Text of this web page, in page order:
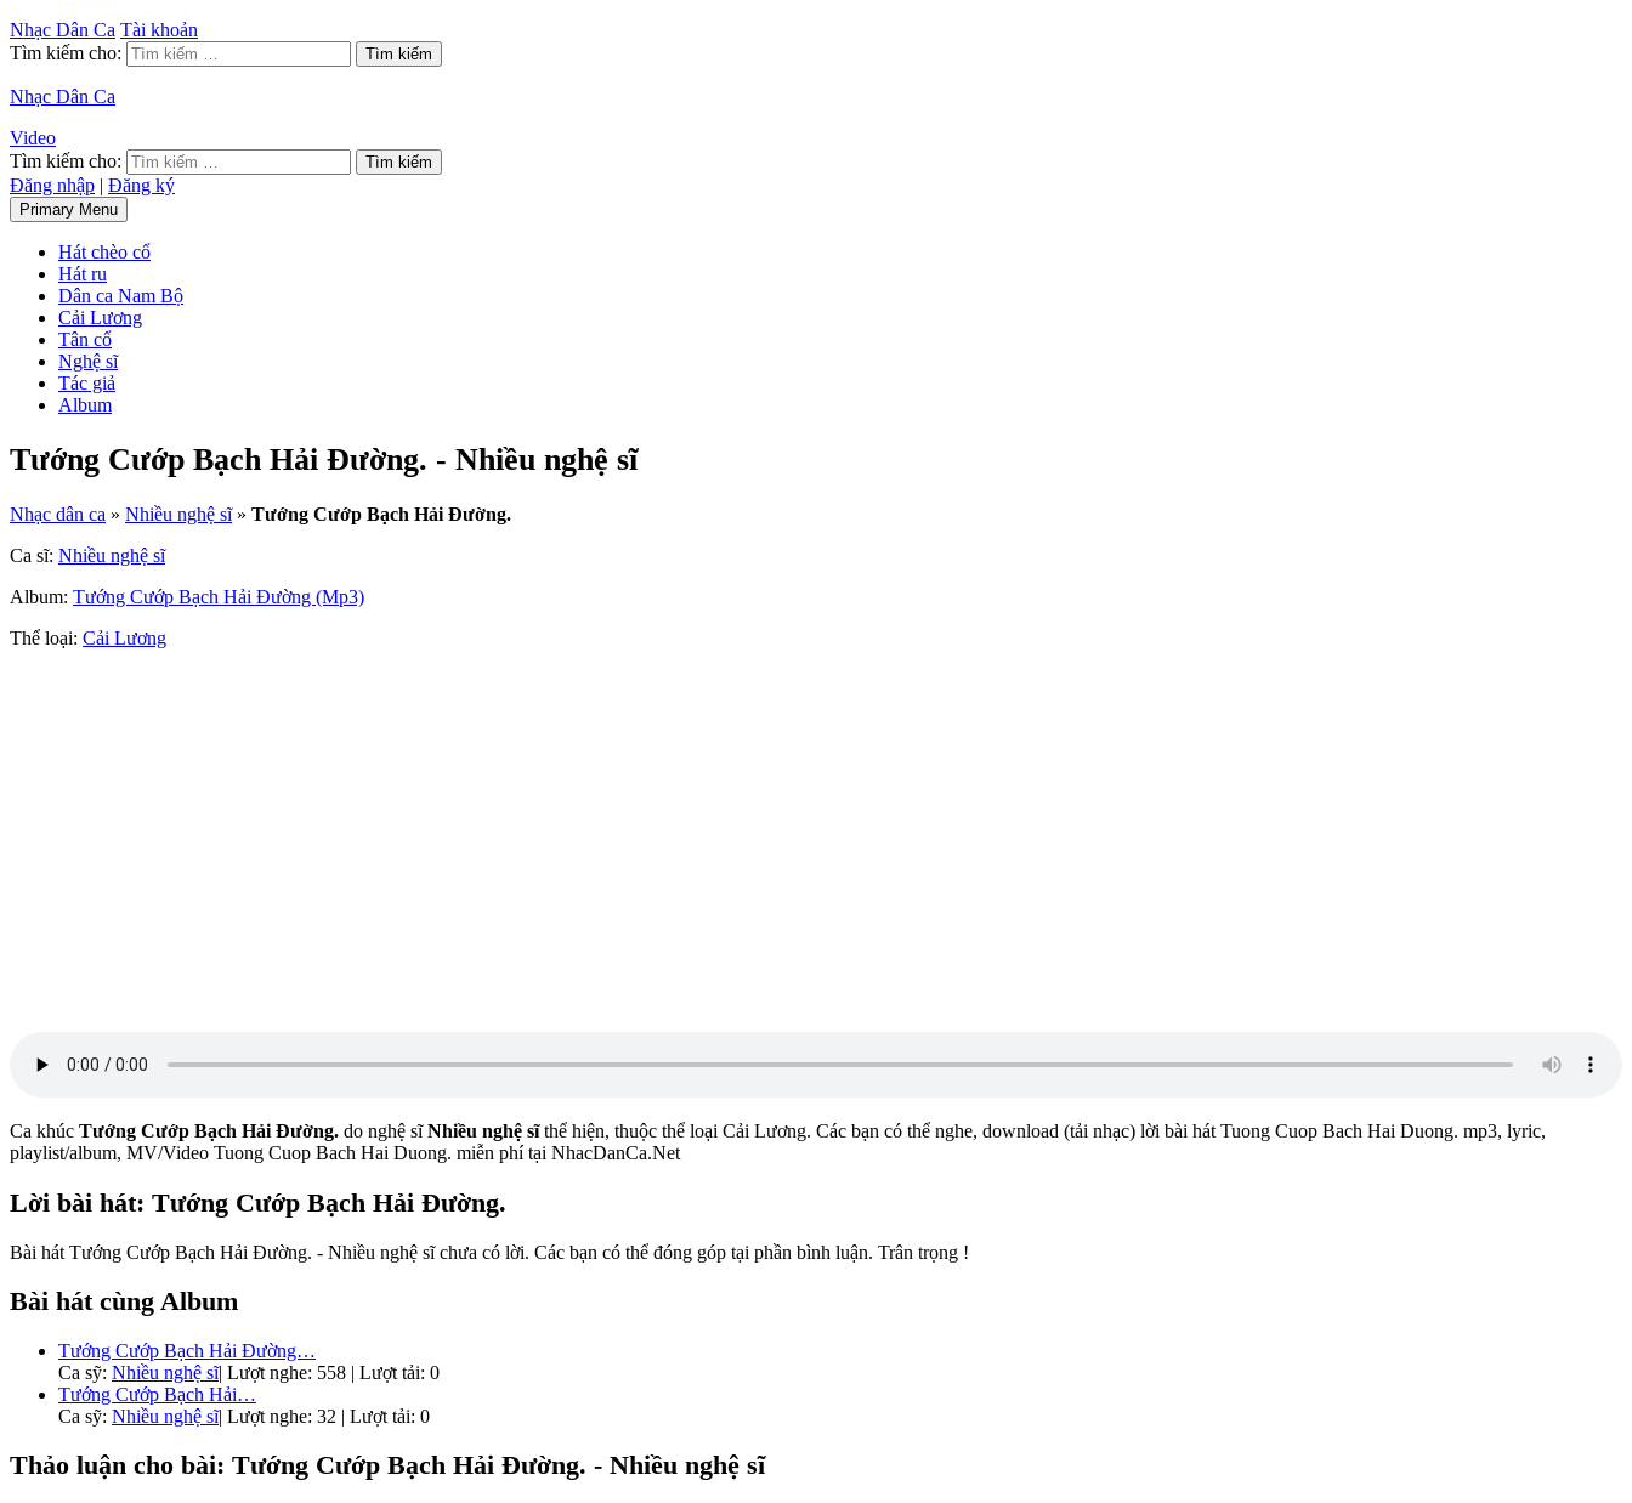
Nhạc Dân Ca Tài khoản
Tìm kiếm cho:
Nhạc Dân Ca
Video
Tìm kiếm cho:
Đăng nhập | Đăng ký
Primary Menu
Hát chèo cổ
Hát ru
Dân ca Nam Bộ
Cải Lương
Tân cổ
Nghệ sĩ
Tác giả
Album
Tướng Cướp Bạch Hải Đường. - Nhiều nghệ sĩ
Nhạc dân ca » Nhiều nghệ sĩ» Tướng Cướp Bạch Hải Đường.
Ca sĩ: Nhiều nghệ sĩ
Album: Tướng Cướp Bạch Hải Đường (Mp3)
Thể loại: Cải Lương
Ca khúc Tướng Cướp Bạch Hải Đường. do nghệ sĩNhiều nghệ sĩthể hiện, thuộc thể loại Cải Lương. Các bạn có thể nghe, download (tải nhạc) lời bài hát Tuong Cuop Bach Hai Duong. mp3, lyric,
playlist/album, MV/Video Tuong Cuop Bach Hai Duong. miễn phí tại NhacDanCa.Net
Lời bài hát: Tướng Cướp Bạch Hải Đường.
Bài hát Tướng Cướp Bạch Hải Đường. - Nhiều nghệ sĩ chưa có lời. Các bạn có thể đóng góp tại phần bình luận. Trân trọng !
Bài hát cùng Album
Tướng Cướp Bạch Hải Đường…
Ca sỹ: Nhiều nghệ sĩ| Lượt nghe: 558 | Lượt tải: 0
Tướng Cướp Bạch Hải…
Ca sỹ: Nhiều nghệ sĩ| Lượt nghe: 32 | Lượt tải: 0
Thảo luận cho bài: Tướng Cướp Bạch Hải Đường. - Nhiều nghệ sĩ